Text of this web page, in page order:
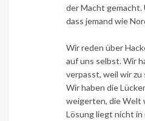
der Macht
dass jemand wie
Wir reden über
auf uns selbst. Wir
verpasst, weil wir zu
Wir haben die
weigerten, die Welt
Lösung liegt nicht in